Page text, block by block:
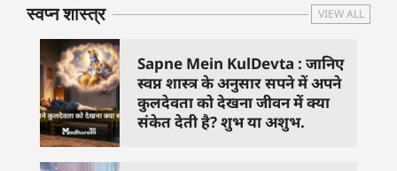
स्वप्न शास्त्र VIEW ALL
Sapne Mein KulDevta : जानिए
स्वप्न शास्त्र के अनुसार सपने में अपने
कुलदेवता को देखना जीवन में क्या
संकेत देती है? शुभ या अशुभ.